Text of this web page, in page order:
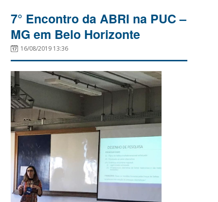
7° Encontro da ABRI na PUC –
MG em Belo Horizonte
16/08/2019 13:36